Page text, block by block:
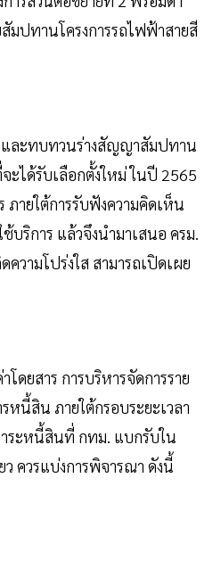
มปทานโครงการรถไฟฟ้าสายสี
และทบทวนร่างสัญญาสัมปทาน
ะได้รับเลือกตั้งใหม่ ในปี 2565
ภายใต้การรับฟังความคิดเห็น
บริการ แล้วจึงนำมาเสนอ ครม.
วามโปร่งใส สามารถเปิดเผย
ดยสาร การบริหารจัดการราย
หนี้สิน ภายใต้กรอบระยะเวลา
ระหนี้สินที่ กทม. แบกรับใน
ว ควรแบ่งการพิจารณา ดังนี้